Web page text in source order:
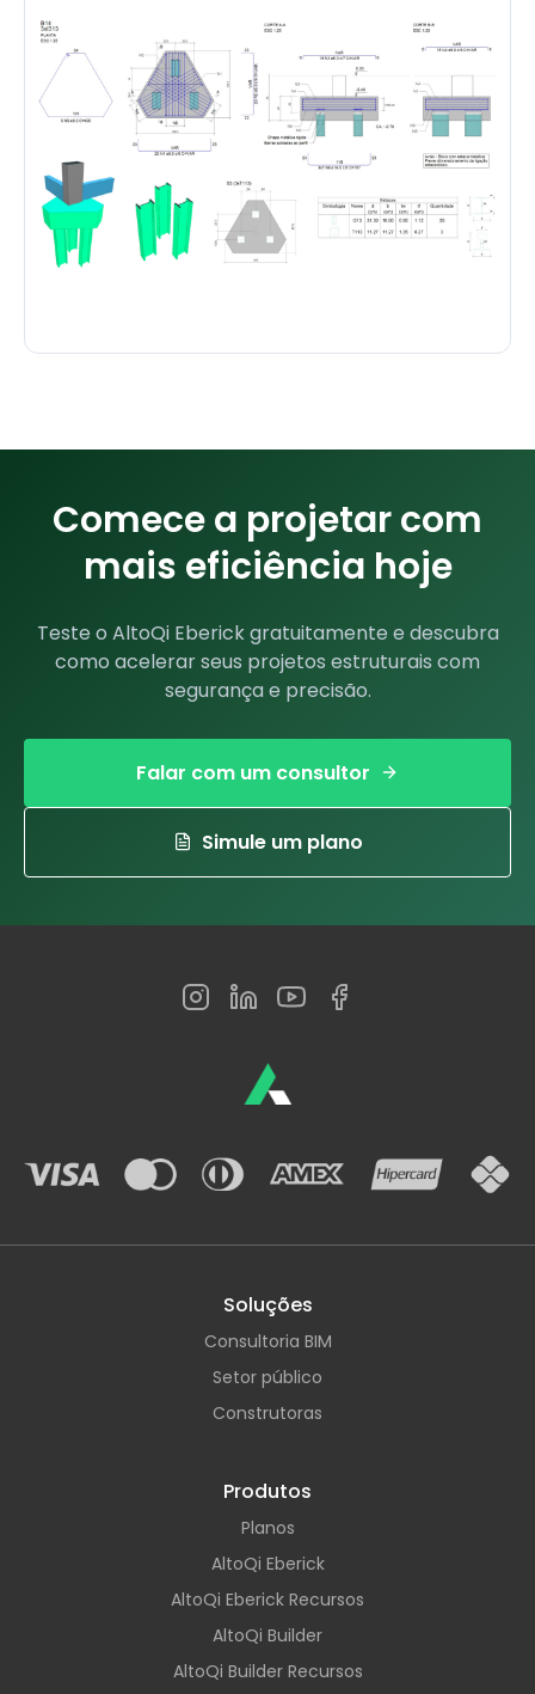
Comece a projetar com
mais eficiência hoje
Teste o AltoQi Eberick gratuitamente e descubra
como acelerar seus projetos estruturais com
segurança e precisão.
Falar com um consultor
Simule um plano
Soluções
Consultoria BIM
Setor público
Construtoras
Produtos
Planos
AltoQi Eberick
AltoQi Eberick Recursos
AltoQi Builder
AltoQi Builder Recursos